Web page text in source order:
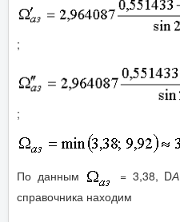
;
;
По данным = 3,38, DА
справочника находим